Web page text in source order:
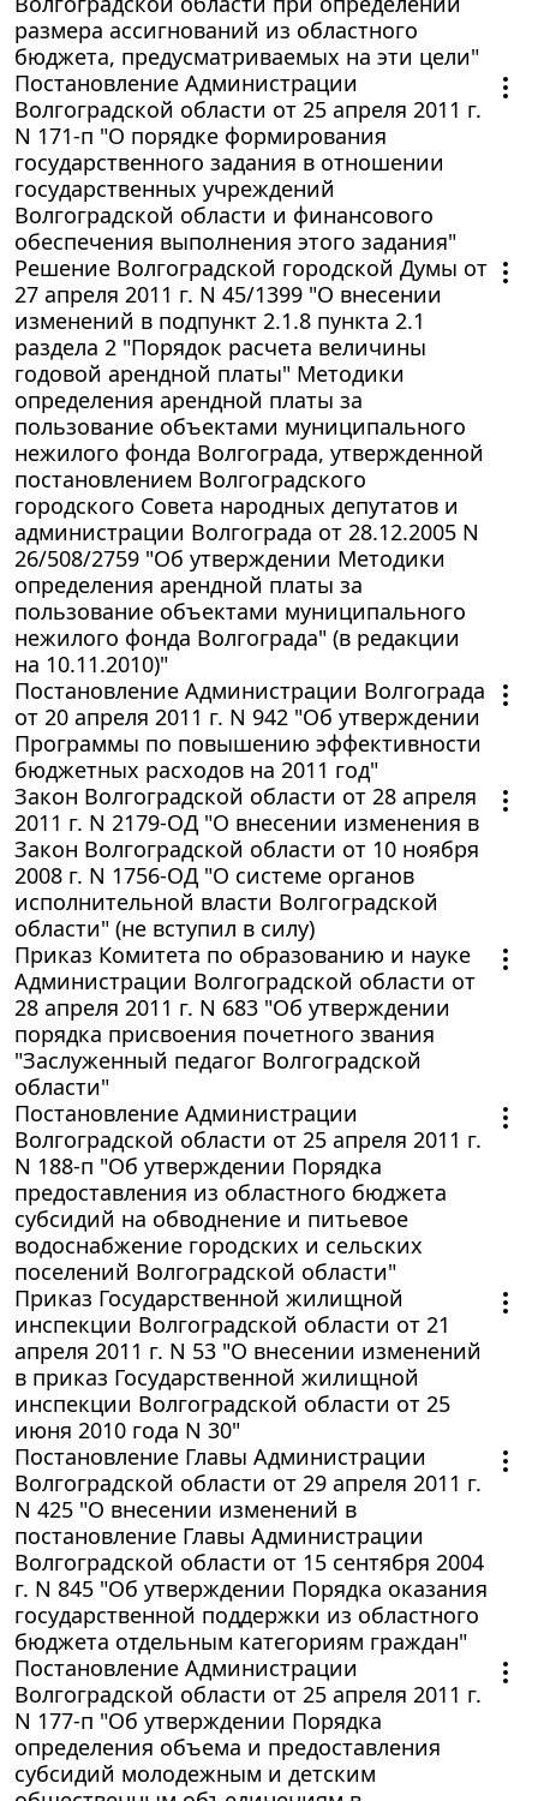
размера ассигнований из областного
бюджета, предусматриваемых на эти цели"
Постановление Администрации
Волгоградской области от 25 апреля 2011 г.
N 171-п "О порядке формирования
государственного задания в отношении
государственных учреждений
Волгоградской области и финансового
обеспечения выполнения этого задания"
Решение Волгоградской городской Думы от
27 апреля 2011 г. N 45/1399 "О внесении
изменений в подпункт 2.1.8 пункта 2.1
раздела 2 "Порядок расчета величины
годовой арендной платы" Методики
определения арендной платы за
пользование объектами муниципального
нежилого фонда Волгограда, утвержденной
постановлением Волгоградского
городского Совета народных депутатов и
администрации Волгограда от 28.12.2005 N
26/508/2759 "Об утверждении Методики
определения арендной платы за
пользование объектами муниципального
нежилого фонда Волгограда" (в редакции
на 10.11.2010)"
Постановление Администрации Волгограда
от 20 апреля 2011 г. N 942 "Об утверждении
Программы по повышению эффективности
бюджетных расходов на 2011 год"
Закон Волгоградской области от 28 апреля
2011 г. N 2179-ОД "О внесении изменения в
Закон Волгоградской области от 10 ноября
2008 г. N 1756-ОД "О системе органов
исполнительной власти Волгоградской
области" (не вступил в силу)
Приказ Комитета по образованию и науке
Администрации Волгоградской области от
28 апреля 2011 г. N 683 "Об утверждении
порядка присвоения почетного звания
"Заслуженный педагог Волгоградской
области"
Постановление Администрации
Волгоградской области от 25 апреля 2011 г.
N 188-п "Об утверждении Порядка
предоставления из областного бюджета
субсидий на обводнение и питьевое
водоснабжение городских и сельских
поселений Волгоградской области"
Приказ Государственной жилищной
инспекции Волгоградской области от 21
апреля 2011 г. N 53 "О внесении изменений
в приказ Государственной жилищной
инспекции Волгоградской области от 25
июня 2010 года N 30"
Постановление Главы Администрации
Волгоградской области от 29 апреля 2011 г.
N 425 "О внесении изменений в
постановление Главы Администрации
Волгоградской области от 15 сентября 2004
г. N 845 "Об утверждении Порядка оказания
государственной поддержки из областного
бюджета отдельным категориям граждан"
Постановление Администрации
Волгоградской области от 25 апреля 2011 г.
N 177-п "Об утверждении Порядка
определения объема и предоставления
субсидий молодежным и детским